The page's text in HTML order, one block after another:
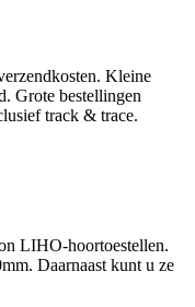
Kleine
Grote bestellingen
track & trace.
LIHO-hoortoestellen.
Daarnaast kunt u ze